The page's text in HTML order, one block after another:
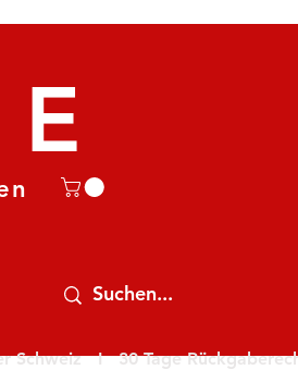
I   30 Tage